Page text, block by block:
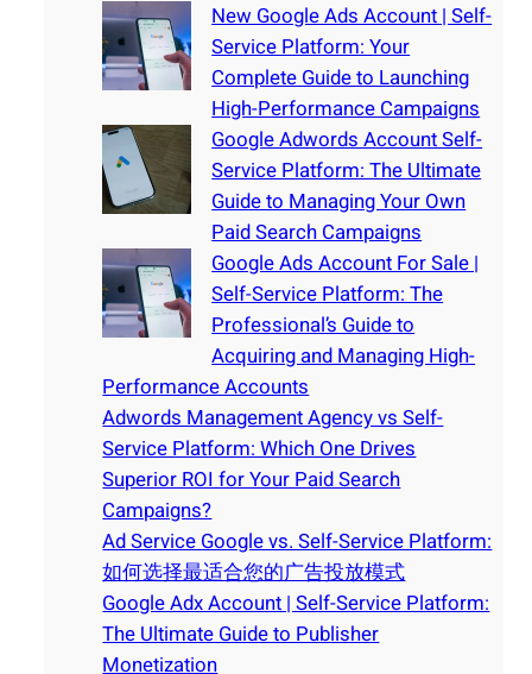
New Google Ads Account | Self-
Service Platform: Your
Complete Guide to Launching
High-Performance Campaigns
Google Adwords Account Self-
Service Platform: The Ultimate
Guide to Managing Your Own
Paid Search Campaigns
Google Ads Account For Sale |
Self-Service Platform: The
Professional’s Guide to
Acquiring and Managing High-
Performance Accounts
Adwords Management Agency vs Self-
Service Platform: Which One Drives
Superior ROI for Your Paid Search
Campaigns?
Ad Service Google vs. Self-Service Platform:
如何选择最适合您的广告投放模式
Google Adx Account | Self-Service Platform:
The Ultimate Guide to Publisher
Monetization